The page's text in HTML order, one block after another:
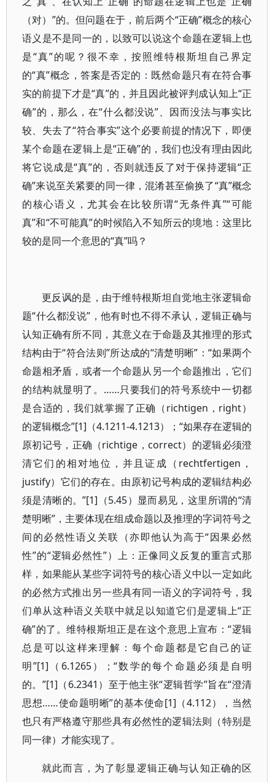
（对）”的。但问题在于，前后两个“正确”概念的核心
语义是不是同一的，以致可以说这个命题在逻辑上也
是“真”的呢？很不幸，按照维特根斯坦自己界定
的“真”概念，答案是否定的：既然命题只有在符合事
实的前提下才是“真”的，并且因此被评判成认知上“正
确”的，那么，在“什么都没说”、因而没法与事实比
较、失去了“符合事实”这个必要前提的情况下，即便
某个命题在逻辑上是“正确”的，我们也没有理由因此
将它说成是“真”的，否则就违反了对于保持逻辑“正
确”来说至关紧要的同一律，混淆甚至偷换了“真”概念
的核心语义，尤其会在比较所谓“无条件真”“可能
真”和“不可能真”的时候陷入不知所云的境地：这里比
较的是同一个意思的“真”吗？
更反讽的是，由于维特根斯坦自觉地主张逻辑命
题“什么都没说”，他有时也不得不承认，逻辑正确与
认知正确有所不同，其意义在于命题及其推理的形式
结构由于“符合法则”所达成的“清楚明晰”：“如果两个
命题相矛盾，或者一个命题从另一个命题推出，它们
的结构就显明了。……只要我们的符号系统中一切都
是合适的，我们就掌握了正确（richtigen，right）
的逻辑概念”[1]（4.1211-4.1213）；“如果存在逻辑的
原初记号，正确（richtige，correct）的逻辑必须澄
清它们的相对地位，并且证成（rechtfertigen，
justify）它们的存在。由原初记号构成的逻辑结构必
须是清晰的。”[1]（5.45）显而易见，这里所谓的“清
楚明晰”，主要体现在组成命题以及推理的字词符号之
间的必然性语义关联（亦即他认为高于“因果必然
性”的“逻辑必然性”）上：正像同义反复的重言式那
样，如果能从某些字词符号的核心语义中以一定如此
的必然方式推出另一些具有同一语义的字词符号，我
们单从这种语义关联中就足以知道它们是逻辑上“正
确”的了。维特根斯坦正是在这个意思上宣布：“逻辑
总是可以这样来理解：每个命题都是它自己的证
明”[1]（6.1265）；“数学的每个命题必须是自明
的。”[1]（6.2341）至于他主张“逻辑哲学”旨在“澄清
思想……使命题明晰”的基本使命[1]（4.112），当然
也只有严格遵守那些具有必然性的逻辑法则（特别是
同一律）才能实现了。
就此而言，为了彰显逻辑正确与认知正确的区